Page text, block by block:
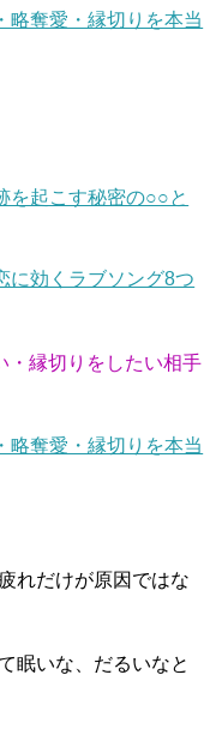
略奪愛・縁切りを本当
を起こす秘密の○○と
に効くラブソング8つ
・縁切りをしたい相手
略奪愛・縁切りを本当
れだけが原因ではな
眠いな、だるいなと